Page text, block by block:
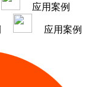
应用案例
应用案例